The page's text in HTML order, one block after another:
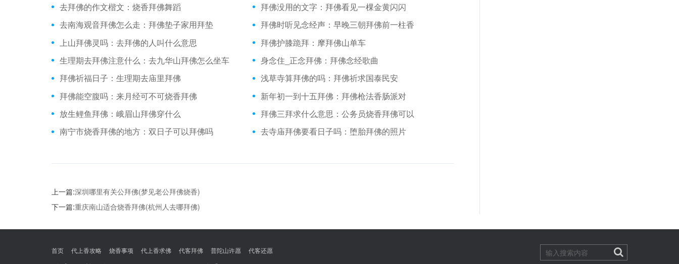
去拜佛的作文楷文：烧香拜佛舞蹈
拜佛没用的文字：拜佛看见一棵金黄闪闪
去南海观音拜佛怎么走：拜佛垫子家用拜垫
拜佛时听见念经声：早晚三朝拜佛前一柱香
上山拜佛灵吗：去拜佛的人叫什么意思
拜佛护膝跪拜：摩拜佛山单车
生理期去拜佛注意什么：去九华山拜佛怎么坐车
身念住_正念拜佛：拜佛念经歌曲
拜佛祈福日子：生理期去庙里拜佛
浅草寺算拜佛的吗：拜佛祈求国泰民安
拜佛能空腹吗：来月经可不可烧香拜佛
新年初一到十五拜佛：拜佛枪法香肠派对
放生鲤鱼拜佛：峨眉山拜佛穿什么
拜佛三拜求什么意思：公务员烧香拜佛可以
南宁市烧香拜佛的地方：双日子可以拜佛吗
去寺庙拜佛要看日子吗：堕胎拜佛的照片
上一篇:深圳哪里有关公拜佛(梦见老公拜佛烧香)
下一篇:重庆南山适合烧香拜佛(杭州人去哪拜佛)
首页 代上香攻略 烧香事项 代上香求佛 代客拜佛 普陀山许愿 代客还愿